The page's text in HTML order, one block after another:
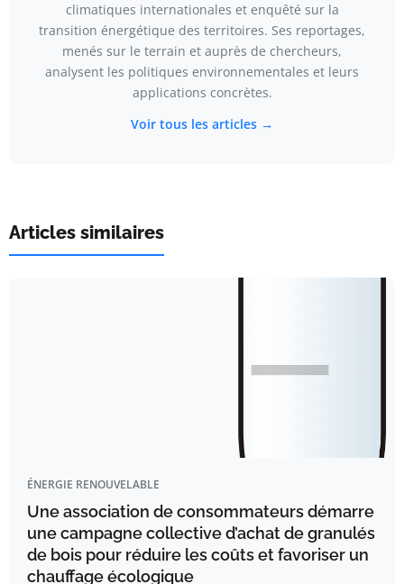
climatiques internationales et enquêté sur la
transition énergétique des territoires. Ses reportages,
menés sur le terrain et auprès de chercheurs,
analysent les politiques environnementales et leurs
applications concrètes.
Voir tous les articles →
Articles similaires
ÉNERGIE RENOUVELABLE
Une association de consommateurs démarre
une campagne collective d’achat de granulés
de bois pour réduire les coûts et favoriser un
chauffage écologique